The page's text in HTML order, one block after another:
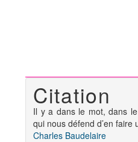
Citation
Il y a dans le mot, dans
qui nous défend d’en faire
Charles Baudelaire